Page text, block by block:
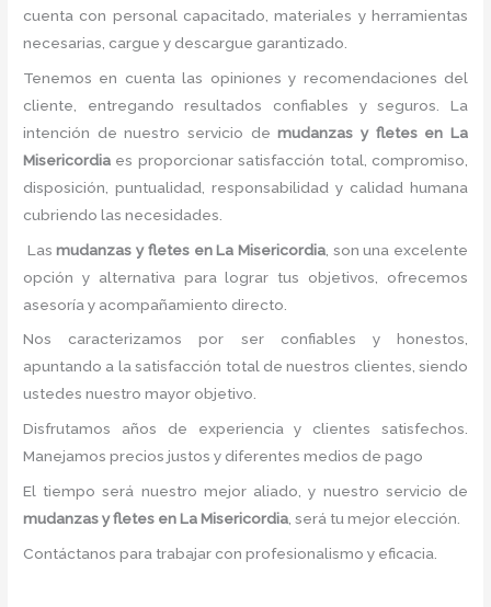
cuenta con personal capacitado, materiales y herramientas
necesarias, cargue y descargue garantizado.
Tenemos en cuenta las opiniones y recomendaciones del
cliente, entregando resultados confiables y seguros. La
intención de nuestro servicio de mudanzas y fletes en La
Misericordia es proporcionar satisfacción total, compromiso,
disposición, puntualidad, responsabilidad y calidad humana
cubriendo las necesidades.
Lasmudanzas y fletes en La Misericordia, son una excelente
opción y alternativa para lograr tus objetivos, ofrecemos
asesoría y acompañamiento directo.
Nos caracterizamos por ser confiables y honestos,
apuntando a la satisfacción total de nuestros clientes, siendo
ustedes nuestro mayor objetivo.
Disfrutamos años de experiencia y clientes satisfechos.
Manejamos precios justos y diferentes medios de pago
El tiempo será nuestro mejor aliado, y nuestro servicio de
mudanzas y fletes en La Misericordia , será tu mejor elección.
Contáctanos para trabajar con profesionalismo y eficacia.